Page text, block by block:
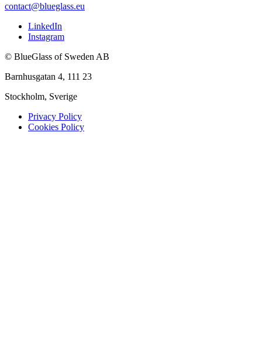
contact@blueglass.eu
LinkedIn
Instagram
© BlueGlass of Sweden AB
Barnhusgatan 4, 111 23
Stockholm, Sverige
Privacy Policy
Cookies Policy